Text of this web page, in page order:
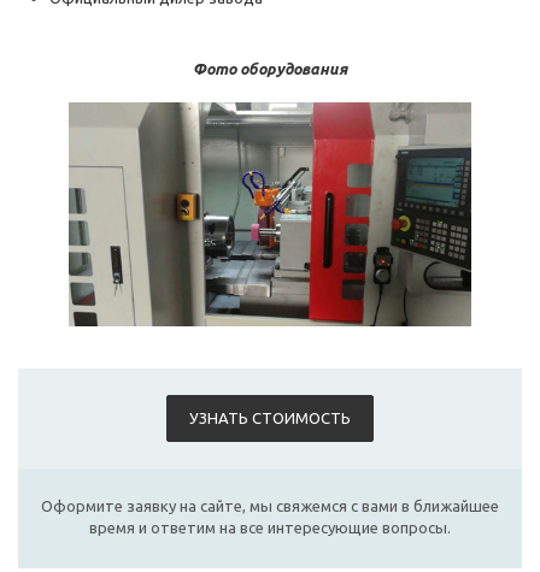
Фото оборудования
УЗНАТЬ СТОИМОСТЬ
Оформите заявку на сайте, мы свяжемся с вами в ближайшее
время и ответим на все интересующие вопросы.